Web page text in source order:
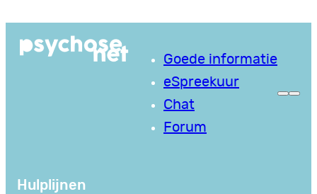
naar
Goede informatie
eSpreekuur
Chat
Forum
Hulplijnen